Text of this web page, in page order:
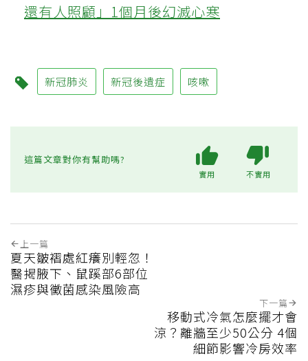
還有人照顧」1個月後幻滅心寒
新冠肺炎 新冠後遺症 咳嗽
這篇文章對你有幫助嗎?
實用 不實用
上一篇
夏天皺褶處紅癢別輕忽！
醫揭腋下、鼠蹊部6部位
濕疹與黴菌感染風險高
下一篇
移動式冷氣怎麼擺才會
涼？離牆至少50公分 4個
細節影響冷房效率